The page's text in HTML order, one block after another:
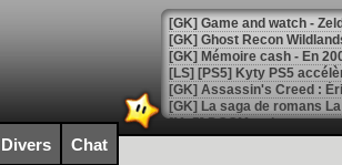
[Mo5] DOOM arrive en
[GK] Bethesda fête les 30
[GK] Roblox : l'action en
Divers Chat